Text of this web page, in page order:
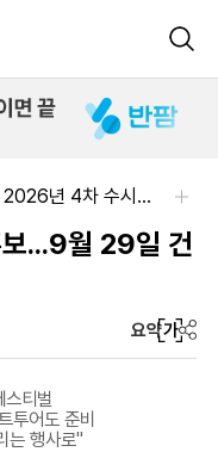
제이더블유홀딩스주식회사-JW 2026년 4차 수시채용
...9월 29일 건
요약가
티벌
투어도 준비
는 행사로"